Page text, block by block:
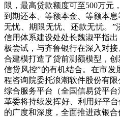
限，最高贷款额度可至500万元
到期还本、等额本金、等额本
无忧、期限无忧、还款无忧。”
信用体系建设处处长魏淑平指
极尝试，与齐鲁银行在深入对
合建模打造了贷前测额模型，
信贷风控”的有机结合。在市发
程咨询院委托浪潮软件股份有
综合服务平台（全国信易贷平
革委将持续发挥好、利用好平
的广度和深度，全面推进政银